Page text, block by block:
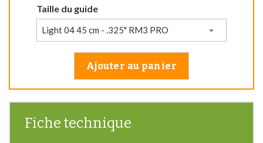
Light 04 45 cm - .325" RM3 PRO
Ajouter au panier
Fiche technique